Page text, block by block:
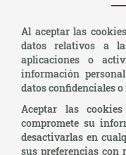
Al aceptar las
datos relativos a
aplicaciones o
información
datos confidenciales
Aceptar las
compromete su
desactivarlas en
sus preferencias con